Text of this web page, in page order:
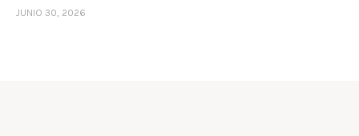
JUNIO 30, 2026